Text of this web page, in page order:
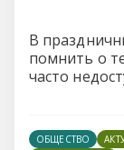
В
помнить о
часто
ОБЩЕСТВО